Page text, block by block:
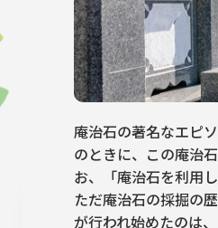
庵治石の著名なエピ
のときに、この庵治
お、「庵治石を利用
ただ庵治石の採掘の
が行われ始めたのは